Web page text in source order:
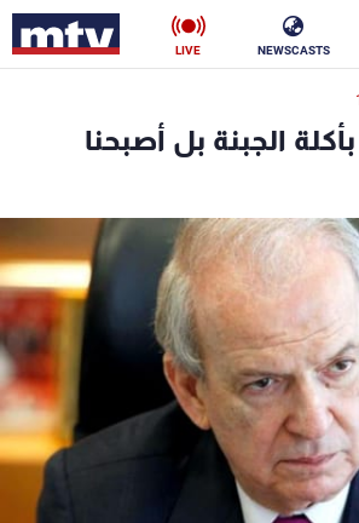
NEWSCASTS
LIVE
الجبنة بل أصبحنا
ناس
فن
رياضة